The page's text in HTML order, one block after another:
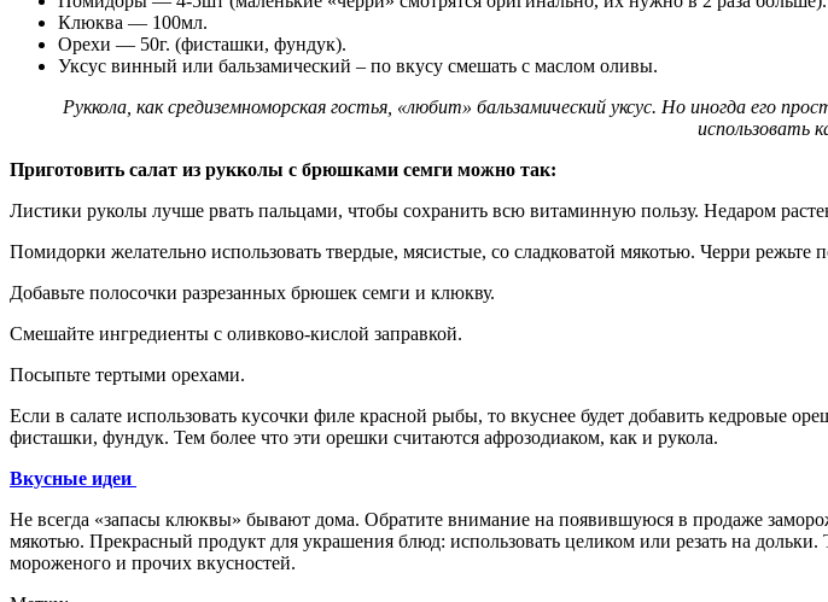
Клюква — 100мл.
Орехи — 50г. (фисташки, фундук).
Уксус винный или бальзамический – по вкусу смешать с маслом оливы.
Руккола, как средиземноморская гостья, «любит» бальзамический уксус. Но иногда его
использовать
Приготовить салат из рукколы с брюшками семги можно так:
Листики руколы лучше рвать пальцами, чтобы сохранить всю витаминную пользу. Недаром
Помидорки желательно использовать твердые, мясистые, со сладковатой мякотью. Черри
Добавьте полосочки разрезанных брюшек семги и клюкву.
Смешайте ингредиенты с оливково-кислой заправкой.
Посыпьте тертыми орехами.
Если в салате использовать кусочки филе красной рыбы, то вкуснее будет добавить кедровые
фисташки, фундук. Тем более что эти орешки считаются афрозодиаком, как и рукола.
Вкусные идеи
Не всегда «запасы клюквы» бывают дома. Обратите внимание на появившуюся в продаже
мякотью. Прекрасный продукт для украшения блюд: использовать целиком или резать на дольки.
мороженого и прочих вкусностей.